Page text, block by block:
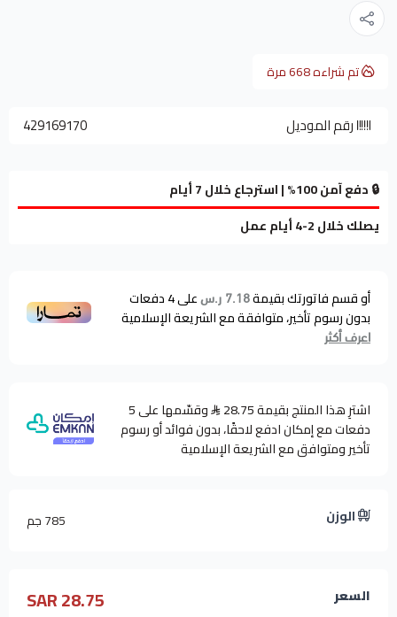
تم شراءه668مرة
رقم الموديل 429169170
🔒 دفع آمن 100% | استرجاع خلال 7 أيام
يصلك خلال 2-4 أيام عمل
أو قسم فاتورتك بقيمة7.18 ر.س على4دفعات
بدون رسوم تأخير، متوافقة مع الشريعة الإسلامية
اعرف أكثر
اشترِ هذا المنتج بقيمة 28.75
وقسّمها على 5
دفعات مع إمكان ادفع لاحقًا، بدون فوائد أو رسوم
تأخير ومتوافق مع الشريعة الإسلامية
الوزن 785 جم
السعر 28.75 SAR